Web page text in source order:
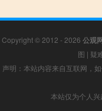
Copyright © 2012 - 2026 公观
图 | 疑
声明：本站内容来自互联网，
本站仅为个人